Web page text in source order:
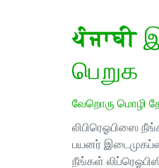
ਪੰਜਾਬੀ
பெறுக
வேறொரு மொழி
லிபிரெஓபிஸை
பயனர்
நீங்கள்